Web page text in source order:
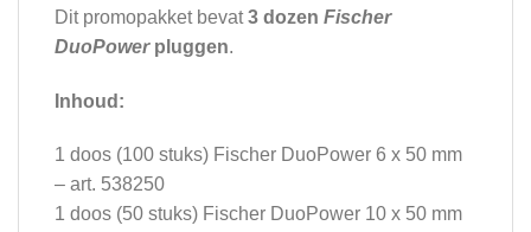
Dit promopakket bevat3 dozen Fischer
DuoPowerpluggen.
Inhoud:
1 doos (100 stuks) Fischer DuoPower 6 x 50 mm
– art. 538250
1 doos (50 stuks) Fischer DuoPower 10 x 50 mm